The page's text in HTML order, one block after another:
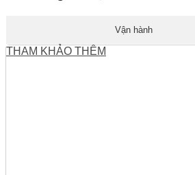
Vận hành
THAM KHẢO THÊM